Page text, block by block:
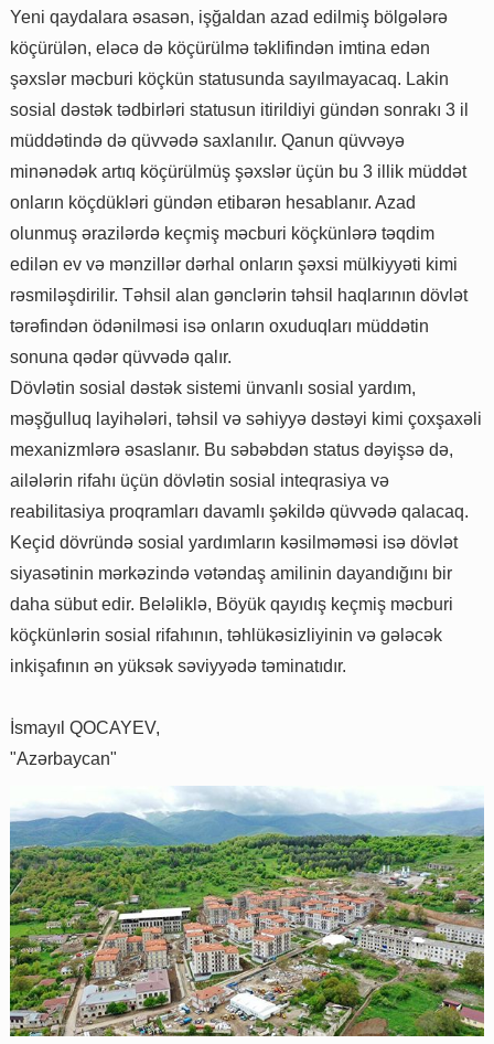
Yeni qaydalara əsasən, işğaldan azad edilmiş bölgələrə
köçürülən, eləcə də köçürülmə təklifindən imtina edən
şəxslər məcburi köçkün statusunda sayılmayacaq. Lakin
sosial dəstək tədbirləri statusun itirildiyi gündən sonrakı 3 il
müddətində də qüvvədə saxlanılır. Qanun qüvvəyə
minənədək artıq köçürülmüş şəxslər üçün bu 3 illik müddət
onların köçdükləri gündən etibarən hesablanır. Azad
olunmuş ərazilərdə keçmiş məcburi köçkünlərə təqdim
edilən ev və mənzillər dərhal onların şəxsi mülkiyyəti kimi
rəsmiləşdirilir. Təhsil alan gənclərin təhsil haqlarının dövlət
tərəfindən ödənilməsi isə onların oxuduqları müddətin
sonuna qədər qüvvədə qalır.
Dövlətin sosial dəstək sistemi ünvanlı sosial yardım,
məşğulluq layihələri, təhsil və səhiyyə dəstəyi kimi çoxşaxəli
mexanizmlərə əsaslanır. Bu səbəbdən status dəyişsə də,
ailələrin rifahı üçün dövlətin sosial inteqrasiya və
reabilitasiya proqramları davamlı şəkildə qüvvədə qalacaq.
Keçid dövründə sosial yardımların kəsilməməsi isə dövlət
siyasətinin mərkəzində vətəndaş amilinin dayandığını bir
daha sübut edir. Beləliklə, Böyük qayıdış keçmiş məcburi
köçkünlərin sosial rifahının, təhlükəsizliyinin və gələcək
inkişafının ən yüksək səviyyədə təminatıdır.
İsmayıl QOCAYEV,
"Azərbaycan"